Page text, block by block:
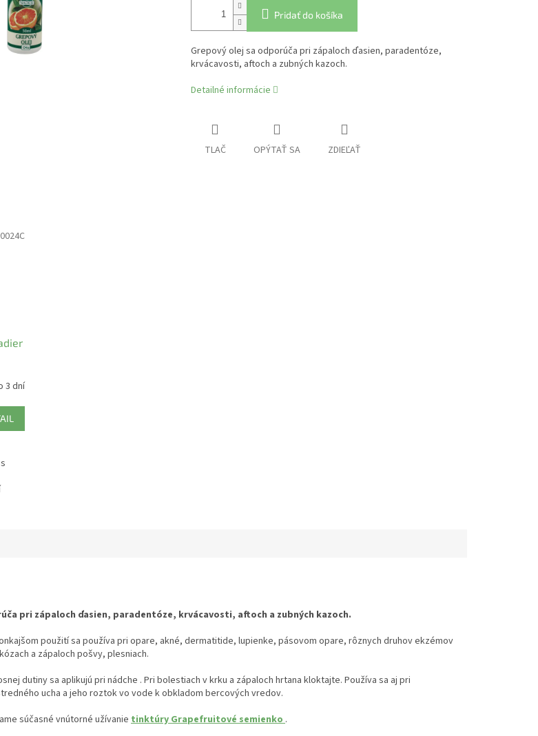
Pridať do košíka
Grepový olej sa odporúča pri zápaloch ďasien, paradentóze,
krvácavosti, aftoch a zubných kazoch.
Detailné informácie
TLAČ OPÝTAŤ SA ZDIEĽAŤ
3 dní
pri zápaloch ďasien, paradentóze, krvácavosti, aftoch a zubných kazoch.
použití sa používa pri opare, akné, dermatitide, lupienke, pásovom opare, rôznych druhov ekzémov
a zápaloch pošvy, plesniach.
dutiny sa aplikujú pri nádche . Pri bolestiach v krku a zápaloch hrtana kloktajte. Používa sa aj pri
ucha a jeho roztok vo vode k obkladom bercových vredov.
súčasné vnútorné užívanie tinktúry Grapefruitové semienko .